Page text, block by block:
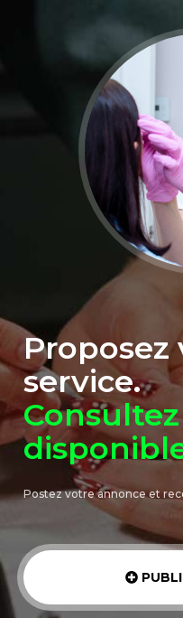
Proposez
service.
Postez votre annonce et